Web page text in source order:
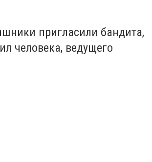
пригласили бандита,
человека, ведущего